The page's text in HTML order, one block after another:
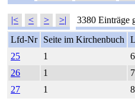
|< < > >| 3380 Einträge
Lfd-Nr
Seite im Kirchenbuch
25
1 6
26
1 7
27
1 8